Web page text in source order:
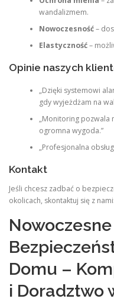
wandalizmem.
Nowoczesność–
Elastyczność–
Opinie naszych
„Dzięki systemowi
gdy wyjeżdżam na
„Monitoring pozwala
ogromna wygoda.”
„Profesjonalna
Kontakt
Jeśli chcesz zadbać o
okolicach, skontaktuj się z nami:
Domu –
i Doradztwo